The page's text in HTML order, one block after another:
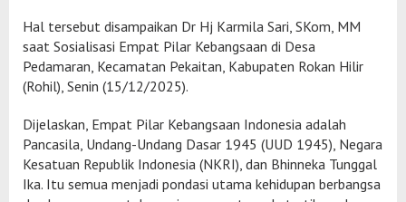
Hal tersebut disampaikan Dr Hj Karmila Sari, SKom, MM
saat Sosialisasi Empat Pilar Kebangsaan di Desa
Pedamaran, Kecamatan Pekaitan, Kabupaten Rokan Hilir
(Rohil), Senin (15/12/2025).
Dijelaskan, Empat Pilar Kebangsaan Indonesia adalah
Pancasila, Undang-Undang Dasar 1945 (UUD 1945), Negara
Kesatuan Republik Indonesia (NKRI), dan Bhinneka Tunggal
Ika. Itu semua menjadi pondasi utama kehidupan berbangsa